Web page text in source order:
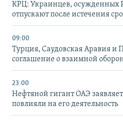
КРЦ: Украинцев, осужденных
отпускают после истечения
09:00
Турция, Саудовская Аравия и
соглашение о взаимной
23:00
Нефтяной гигант ОАЭ
повлияли на его деятельность